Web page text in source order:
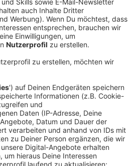
Freiwillige gemeldet
es an der Coronafront ruhig
hier bei uns nur 22
erkrankt. Trotzdem kann es
vielen Ausbrüchen kommen und
Fachpersonal besonders
bereits freiwillig gemeldet.